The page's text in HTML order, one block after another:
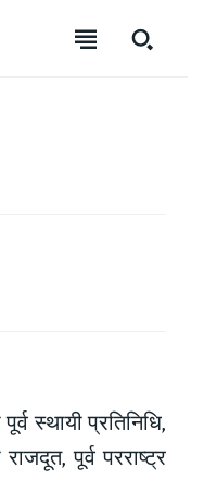
स्थायी प्रतिनिधि,
पूर्व परराष्ट्र